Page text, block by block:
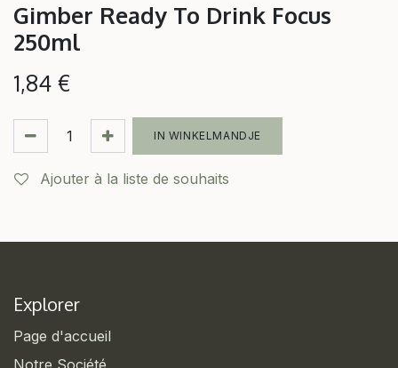
Gimber Ready To Drink Focus
250ml
1,84 €
IN WINKELMANDJE
Ajouter à la liste de souhaits
Explorer
Page d'accueil